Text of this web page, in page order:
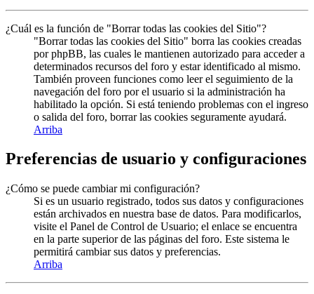
¿Cuál es la función de "Borrar todas las cookies del Sitio"?
"Borrar todas las cookies del Sitio" borra las cookies creadas
por phpBB, las cuales le mantienen autorizado para acceder a
determinados recursos del foro y estar identificado al mismo.
También proveen funciones como leer el seguimiento de la
navegación del foro por el usuario si la administración ha
habilitado la opción. Si está teniendo problemas con el ingreso
o salida del foro, borrar las cookies seguramente ayudará.
Arriba
Preferencias de usuario y configuraciones
¿Cómo se puede cambiar mi configuración?
Si es un usuario registrado, todos sus datos y configuraciones
están archivados en nuestra base de datos. Para modificarlos,
visite el Panel de Control de Usuario; el enlace se encuentra
en la parte superior de las páginas del foro. Este sistema le
permitirá cambiar sus datos y preferencias.
Arriba